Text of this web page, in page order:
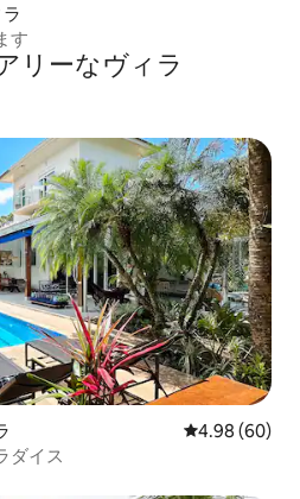
す
リーなヴィラ
レビュー60件
4.98 (60)
ダイス